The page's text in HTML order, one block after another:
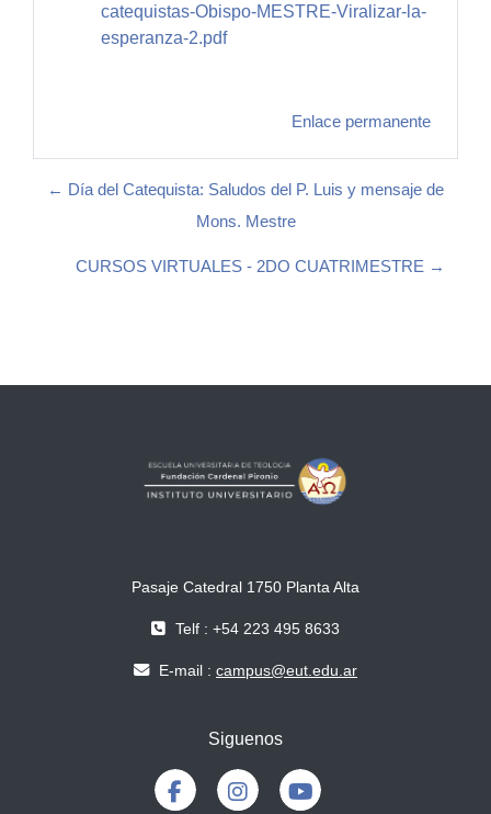
catequistas-Obispo-MESTRE-Viralizar-la-
esperanza-2.pdf
Enlace permanente
← Día del Catequista: Saludos del P. Luis y mensaje de
Mons. Mestre
CURSOS VIRTUALES - 2DO CUATRIMESTRE →
Pasaje Catedral 1750 Planta Alta
Telf : +54 223 495 8633
E-mail : campus@eut.edu.ar
Siguenos